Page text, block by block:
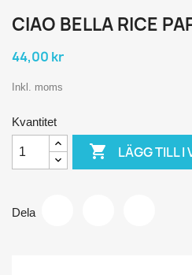
CIAO BELLA RICE
44,00 kr
Inkl. moms
Kvantitet
 LÄGG TILL I
Dela